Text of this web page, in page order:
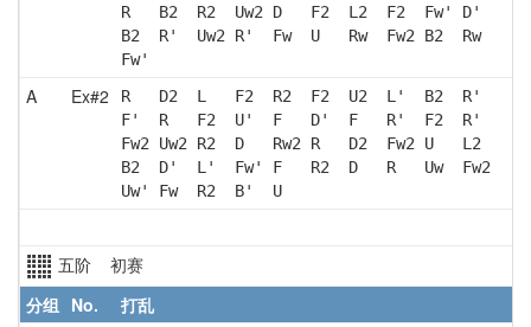
R   B2  R2  Uw2 D   F2  L2  F2  Fw' D'
B2  R'  Uw2 R'  Fw  U   Rw  Fw2 B2  Rw
Fw'
A Ex#2
R   D2  L   F2  R2  F2  U2  L'  B2  R'
F'  R   F2  U'  F   D'  F   R'  F2  R'
Fw2 Uw2 R2  D   Rw2 R   D2  Fw2 U   L2
B2  D'  L'  Fw' F   R2  D   R   Uw  Fw2
Uw' Fw  R2  B'  U
五阶 初赛
分组 No.
打乱